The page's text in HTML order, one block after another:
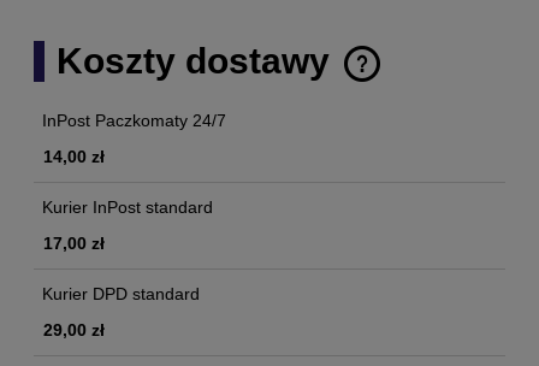
Koszty dostawy
Cena nie zawiera ewentualnych kosztów płatności
InPost Paczkomaty 24/7
14,00 zł
Kurier InPost standard
17,00 zł
Kurier DPD standard
29,00 zł